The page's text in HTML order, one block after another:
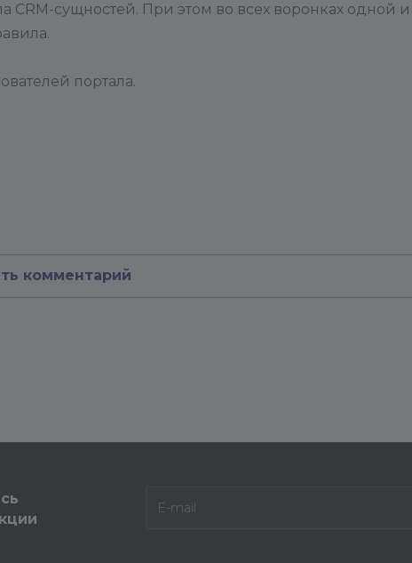
CRM-сущностей. При этом во всех воронках одной и
портала.
комментарий